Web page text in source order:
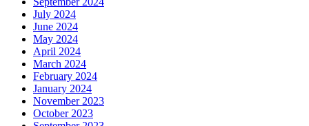
July 2024
June 2024
May 2024
April 2024
March 2024
February 2024
January 2024
November 2023
October 2023